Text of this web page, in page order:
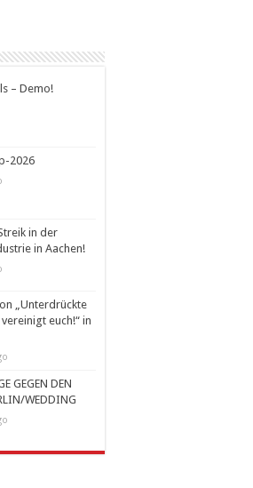
– Demo!
2026
in der
in Aachen!
„Unterdrückte
euch!“ in
GEGEN DEN
WEDDING